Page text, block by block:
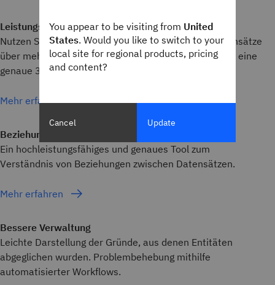
Leistungsstarker Datenabgleich
Nutzen Sie die Automatisierung, um verknüpfte Datensätze
über mehrere Datenquellen hinweg abzugleichen und eine
genaue 360-Grad-Ansicht von Entitäten zu erstellen.
Mehr erfahren
Beziehungen zwischen Datensätzen
Ein hochleistungsfähiges und genaues Tool zum
Verständnis von Beziehungen zwischen Datensätzen.
Mehr erfahren
Bessere Verwaltung
Leichte Darstellung der Gründe, aus denen Entitäten
abgeglichen wurden. Problembehebung mithilfe
automatisierter Workflows.
You appear to be visiting from United
States. Would you like to switch to your
local site for regional products, pricing
and content?
Cancel Update